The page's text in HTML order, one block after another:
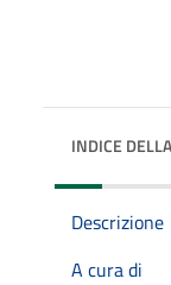
INDICE
Descrizione
A cura di